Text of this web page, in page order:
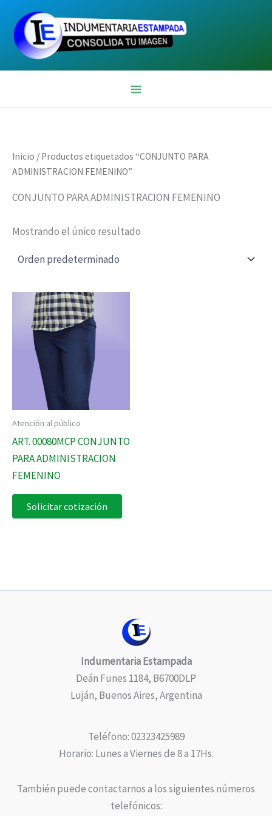
contenido
Inicio / Productos etiquetados “CONJUNTO PARA
ADMINISTRACION FEMENINO”
CONJUNTO PARA ADMINISTRACION FEMENINO
Mostrando el único resultado
Atención al público
ART. 00080MCP CONJUNTO
PARA ADMINISTRACION
FEMENINO
Solicitar cotización
Indumentaria Estampada
Deán Funes 1184, B6700DLP
Luján, Buenos Aires, Argentina
Teléfono: 02323425989
Horario: Lunes a Viernes de 8 a 17Hs.
También puede contactarnos a los siguientes números
telefónicos: